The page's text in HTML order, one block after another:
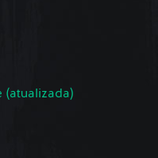
(atualizada)